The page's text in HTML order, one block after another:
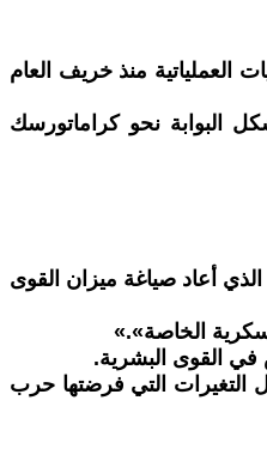
العملياتية منذ خريف العام
البوابة نحو كراماتورسك
أعاد صياغة ميزان القوى
الخاصة».»
في القوى البشرية.
التغيرات التي فرضتها حرب